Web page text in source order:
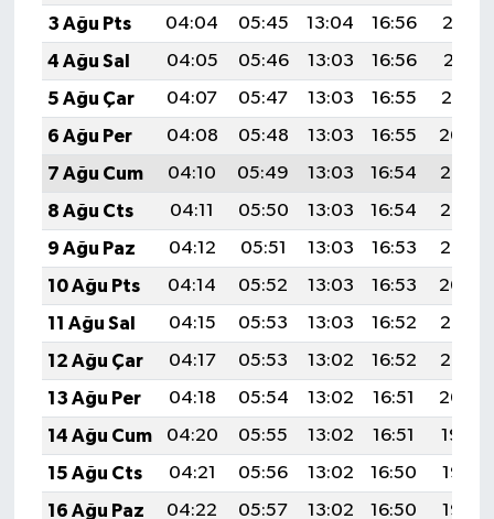
3 Ağu Pts
04:04 05:45 13:04 16:56
20:12
4 Ağu Sal
04:05 05:46 13:03 16:56
20:11
5 Ağu Çar
04:07 05:47 13:03 16:55
20:10
6 Ağu Per
04:08 05:48 13:03 16:55
20:09
7 Ağu Cum
04:10 05:49 13:03 16:54
20:08
8 Ağu Cts
04:11 05:50 13:03 16:54
20:07
9 Ağu Paz
04:12 05:51 13:03 16:53
20:05
10 Ağu Pts
04:14 05:52 13:03 16:53
20:04
11 Ağu Sal
04:15 05:53 13:03 16:52
20:03
12 Ağu Çar
04:17 05:53 13:02 16:52
20:02
13 Ağu Per
04:18 05:54 13:02 16:51
20:00
14 Ağu Cum
04:20 05:55 13:02 16:51
19:59
15 Ağu Cts
04:21 05:56 13:02 16:50
19:58
16 Ağu Paz
04:22 05:57 13:02 16:50
19:56